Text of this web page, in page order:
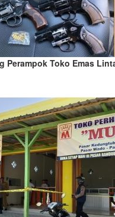
Perampok Toko Emas